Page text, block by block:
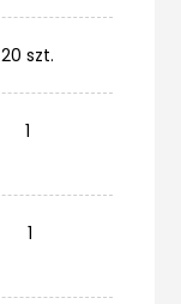
20 szt.
1
1